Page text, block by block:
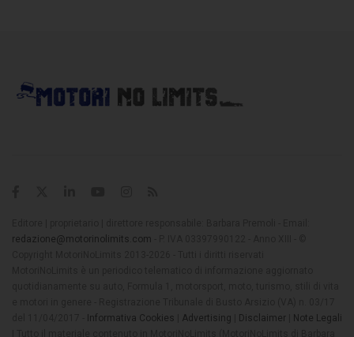
redazione@motorinolimits.com
Informativa Cookies Advertising Disclaimer
Note Legali